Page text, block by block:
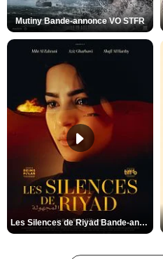
Mutiny Bande-annonce VO STFR
Les Silences de Riyad Bande-annonce VO STFR